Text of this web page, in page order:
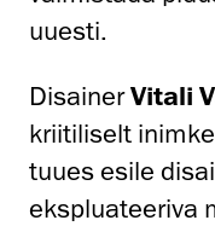
uuesti.
DisainerVitali
kriitiliselt
tuues esile
ekspluateeriva